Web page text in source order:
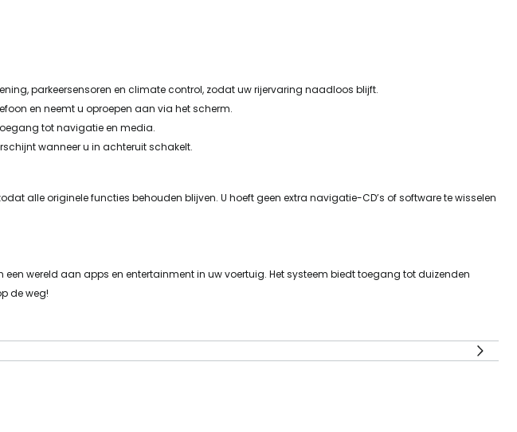
parkeersensoren en climate control, zodat uw rijervaring naadloos blijft.
en neemt u oproepen aan via het scherm.
tot navigatie en media.
wanneer u in achteruit schakelt.
alle originele functies behouden blijven. U hoeft geen extra navigatie-CD’s of software te wisselen
wereld aan apps en entertainment in uw voertuig. Het systeem biedt toegang tot duizenden
de weg!